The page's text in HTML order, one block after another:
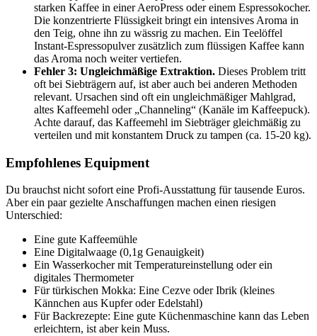
starken Kaffee in einer AeroPress oder einem Espressokocher.
Die konzentrierte Flüssigkeit bringt ein intensives Aroma in
den Teig, ohne ihn zu wässrig zu machen. Ein Teelöffel
Instant-Espressopulver zusätzlich zum flüssigen Kaffee kann
das Aroma noch weiter vertiefen.
Fehler 3: Ungleichmäßige Extraktion. Dieses Problem tritt
oft bei Siebträgern auf, ist aber auch bei anderen Methoden
relevant. Ursachen sind oft ein ungleichmäßiger Mahlgrad,
altes Kaffeemehl oder „Channeling“ (Kanäle im Kaffeepuck).
Achte darauf, das Kaffeemehl im Siebträger gleichmäßig zu
verteilen und mit konstantem Druck zu tampen (ca. 15-20 kg).
Empfohlenes Equipment
Du brauchst nicht sofort eine Profi-Ausstattung für tausende Euros.
Aber ein paar gezielte Anschaffungen machen einen riesigen
Unterschied:
Eine gute Kaffeemühle
Eine Digitalwaage (0,1g Genauigkeit)
Ein Wasserkocher mit Temperatureinstellung oder ein
digitales Thermometer
Für türkischen Mokka: Eine Cezve oder Ibrik (kleines
Kännchen aus Kupfer oder Edelstahl)
Für Backrezepte: Eine gute Küchenmaschine kann das Leben
erleichtern, ist aber kein Muss.